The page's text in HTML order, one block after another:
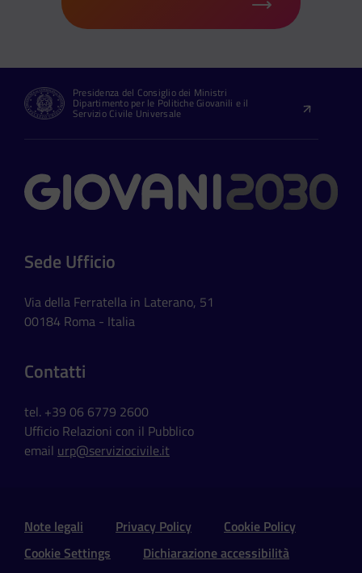
Presidenza del Consiglio dei Ministri
Dipartimento per le Politiche Giovanili e il
Servizio Civile Universale
Contatti
Sede Ufficio
Via della Ferratella in Laterano, 51
00184 Roma - Italia
Contatti
tel. +39 06 6779 2600
Ufficio Relazioni con il Pubblico
email urp@serviziocivile.it
Sezione Link Utili e Social
Note legali Privacy Policy
Cookie Policy
Cookie Settings
Dichiarazione accessibilità